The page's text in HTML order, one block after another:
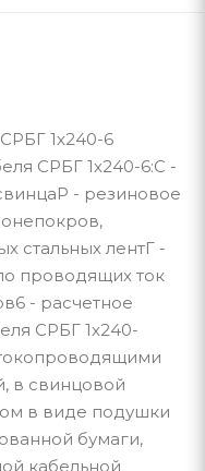
1х240-6
СРБГ 1х240-6:С -
- резиновое
стальных лентГ -
проводящих ток
- расчетное
СРБГ 1х240-
в свинцовой
в виде подушки
бумаги,
кабельной